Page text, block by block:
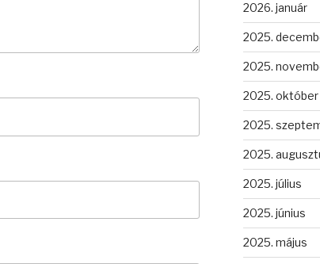
2026. január
2025.
2025.
2025. október
2025.
2025.
2025. július
2025. június
2025. május